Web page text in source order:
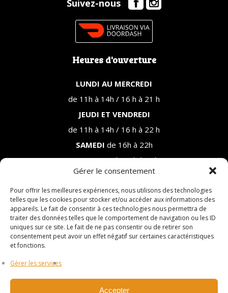
Gérer le consentement
Pour offrir les meilleures expériences, nous utilisons des technologies
telles que les cookies pour stocker et/ou accéder aux informations des
appareils. Le fait de consentir à ces technologies nous permettra de
traiter des données telles que le comportement de navigation ou les ID
uniques sur ce site. Le fait de ne pas consentir ou de retirer son
consentement peut avoir un effet négatif sur certaines caractéristiques
et fonctions.
Gérer les services
Accepter
Suivez-nous
Heures d'ouverture
LUNDI AU MERCREDI
de 11h à 14h / 16 h à 21 h
JEUDI ET VENDREDI
de 11h à 14h / 16 h à 22 h
SAMEDI de 16h à 22h
DIMANCHEde 16h à 20h
PLAN DU SITE
ACCUEIL
À PROPOS